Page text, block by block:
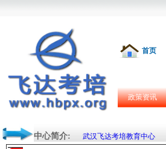
首页
政策资讯
中心简介: 武汉飞达考培教育中心